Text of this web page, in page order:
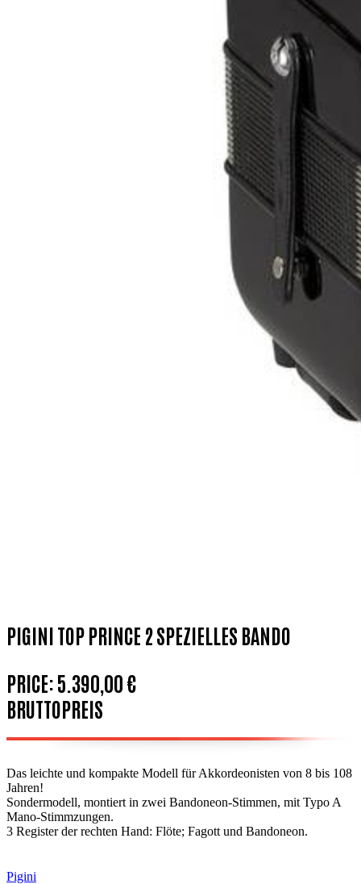
PIGINI TOP PRINCE 2 SPEZIELLES BANDO
PRICE:5.390,00 €
BRUTTOPREIS
Das leichte und kompakte Modell für Akkordeonisten von 8 bis 108
Jahren!
Sondermodell, montiert in zwei Bandoneon-Stimmen, mit Typo A
Mano-Stimmzungen.
3 Register der rechten Hand: Flöte; Fagott und Bandoneon.
Pigini